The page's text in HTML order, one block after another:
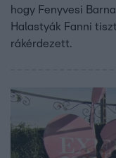
hogy Fenyvesi
Halastyák Fanni
rákérdezett.